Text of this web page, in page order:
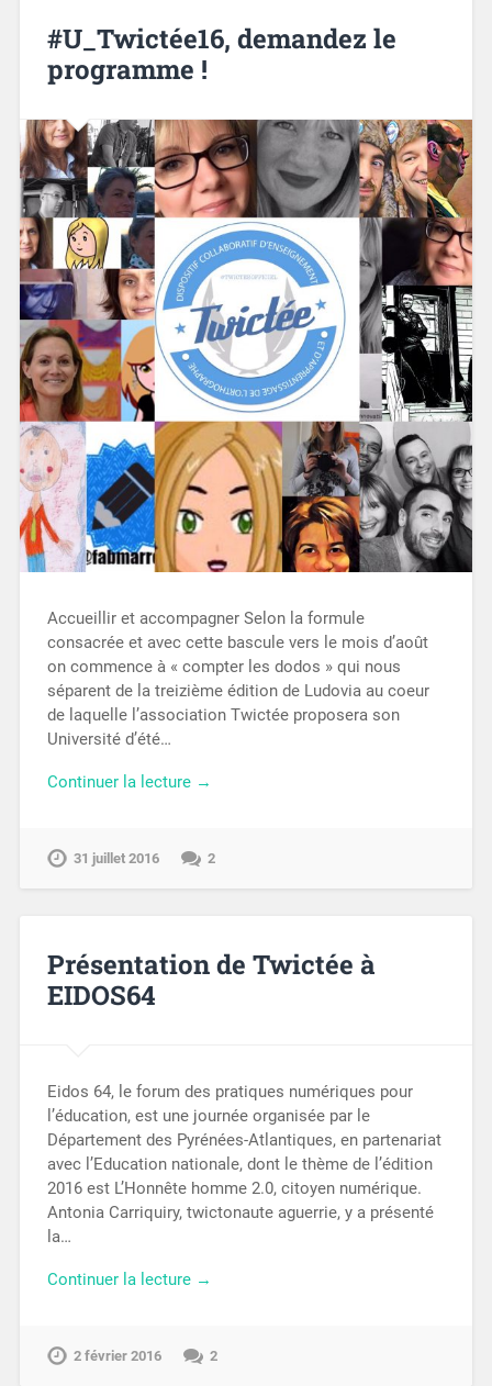
#U_Twictée16, demandez le
programme !
Accueillir et accompagner Selon la formule
consacrée et avec cette bascule vers le mois d’août
on commence à « compter les dodos » qui nous
séparent de la treizième édition de Ludovia au coeur
de laquelle l’association Twictée proposera son
Université d’été…
Continuer la lecture →
31 juillet 2016 2
Présentation de Twictée à
EIDOS64
Eidos 64, le forum des pratiques numériques pour
l’éducation, est une journée organisée par le
Département des Pyrénées-Atlantiques, en partenariat
avec l’Education nationale, dont le thème de l’édition
2016 est L’Honnête homme 2.0, citoyen numérique.
Antonia Carriquiry, twictonaute aguerrie, y a présenté
la…
Continuer la lecture →
2 février 2016 2